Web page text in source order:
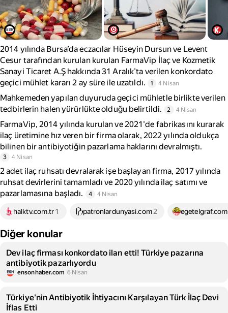
2014 yılında Bursa’da eczacılar Hüseyin Dursun ve Levent
Cesur tarafından kurulan kurulan FarmaVip İlaç ve Kozmetik
Sanayi Ticaret A.Ş hakkında 31 Aralık’ta verilen konkordato
geçici mühlet kararı 2 ay süre ile uzatıldı.
1 4 Nisan
Mahkemeden yapılan duyuruda geçici mühletle birlikte verilen
tedbirlerin halen yürürlükte olduğu belirtildi.
2 4 Nisan
FarmaVip, 2014 yılında kurulan ve 2021'de fabrikasını kurarak
ilaç üretimine hız veren bir firma olarak, 2022 yılında oldukça
bilinen bir antibiyotiğin pazarlama haklarını devralmıştı.
3 4 Nisan
2 adet ilaç ruhsatı devralarak işe başlayan firma, 2017 yılında
ruhsat devirlerini tamamladı ve 2020 yılında ilaç satımı ve
pazarlamasına başladı.
4 4 Nisan
halktv.com.tr1 patronlardunyasi.com2 egetelgraf.com
Diğer konular
Dev ilaç firması konkordato ilan etti! Türkiye pazarına
antibiyotik pazarlıyordu
ensonhaber.com 6 Nisan
Türkiye'nin Antibiyotik İhtiyacını Karşılayan Türk İlaç Devi
İflas Etti